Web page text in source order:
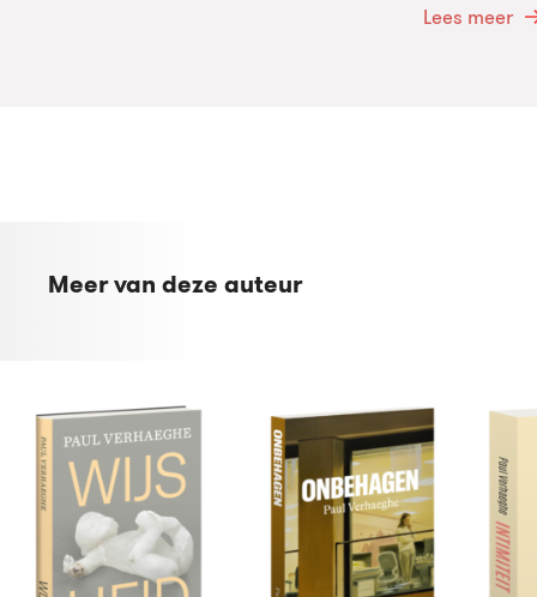
Lees meer
Meer van deze auteur